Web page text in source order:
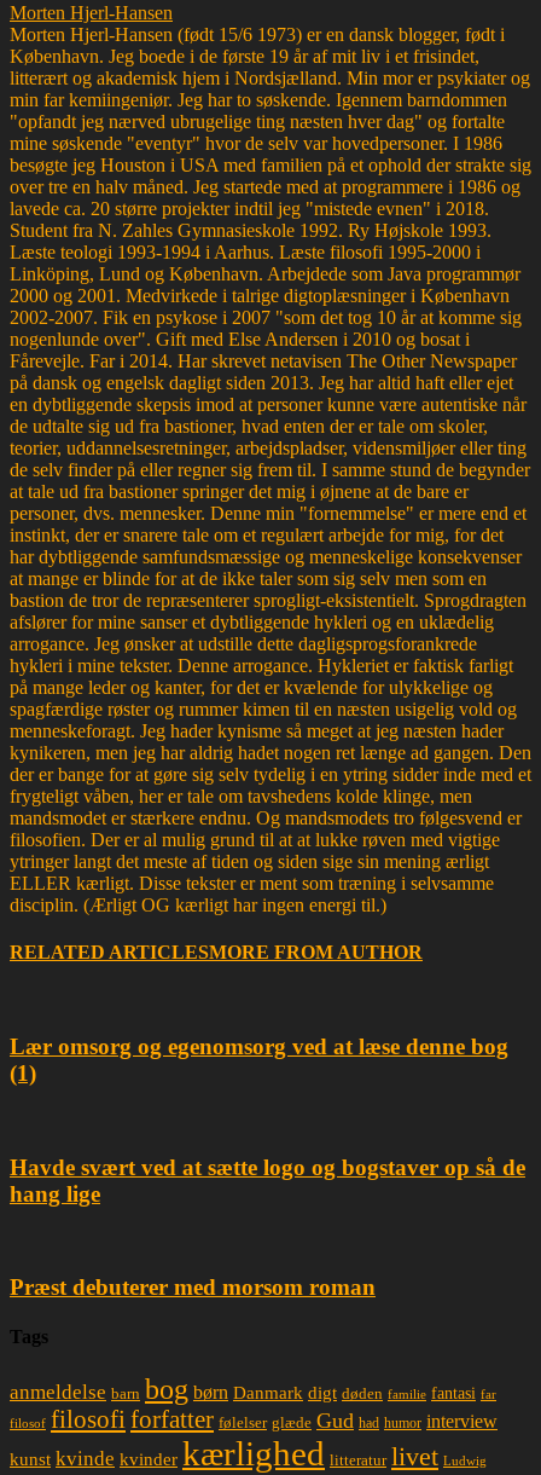
Morten Hjerl-Hansen
Morten Hjerl-Hansen (født 15/6 1973) er en dansk blogger, født i
København. Jeg boede i de første 19 år af mit liv i et frisindet,
litterært og akademisk hjem i Nordsjælland. Min mor er psykiater og
min far kemiingeniør. Jeg har to søskende. Igennem barndommen
"opfandt jeg nærved ubrugelige ting næsten hver dag" og fortalte
mine søskende "eventyr" hvor de selv var hovedpersoner. I 1986
besøgte jeg Houston i USA med familien på et ophold der strakte sig
over tre en halv måned. Jeg startede med at programmere i 1986 og
lavede ca. 20 større projekter indtil jeg "mistede evnen" i 2018.
Student fra N. Zahles Gymnasieskole 1992. Ry Højskole 1993.
Læste teologi 1993-1994 i Aarhus. Læste filosofi 1995-2000 i
Linköping, Lund og København. Arbejdede som Java programmør
2000 og 2001. Medvirkede i talrige digtoplæsninger i København
2002-2007. Fik en psykose i 2007 "som det tog 10 år at komme sig
nogenlunde over". Gift med Else Andersen i 2010 og bosat i
Fårevejle. Far i 2014. Har skrevet netavisen The Other Newspaper
på dansk og engelsk dagligt siden 2013. Jeg har altid haft eller ejet
en dybtliggende skepsis imod at personer kunne være autentiske når
de udtalte sig ud fra bastioner, hvad enten der er tale om skoler,
teorier, uddannelsesretninger, arbejdspladser, vidensmiljøer eller ting
de selv finder på eller regner sig frem til. I samme stund de begynder
at tale ud fra bastioner springer det mig i øjnene at de bare er
personer, dvs. mennesker. Denne min "fornemmelse" er mere end et
instinkt, der er snarere tale om et regulært arbejde for mig, for det
har dybtliggende samfundsmæssige og menneskelige konsekvenser
at mange er blinde for at de ikke taler som sig selv men som en
bastion de tror de repræsenterer sprogligt-eksistentielt. Sprogdragten
afslører for mine sanser et dybtliggende hykleri og en uklædelig
arrogance. Jeg ønsker at udstille dette dagligsprogsforankrede
hykleri i mine tekster. Denne arrogance. Hykleriet er faktisk farligt
på mange leder og kanter, for det er kvælende for ulykkelige og
spagfærdige røster og rummer kimen til en næsten usigelig vold og
menneskeforagt. Jeg hader kynisme så meget at jeg næsten hader
kynikeren, men jeg har aldrig hadet nogen ret længe ad gangen. Den
der er bange for at gøre sig selv tydelig i en ytring sidder inde med et
frygteligt våben, her er tale om tavshedens kolde klinge, men
mandsmodet er stærkere endnu. Og mandsmodets tro følgesvend er
filosofien. Der er al mulig grund til at at lukke røven med vigtige
ytringer langt det meste af tiden og siden sige sin mening ærligt
ELLER kærligt. Disse tekster er ment som træning i selvsamme
disciplin. (Ærligt OG kærligt har ingen energi til.)
RELATED ARTICLESMORE FROM AUTHOR
Lær omsorg og egenomsorg ved at læse denne bog
(1)
Havde svært ved at sætte logo og bogstaver op så de
hang lige
Præst debuterer med morsom roman
Tags
anmeldelse barn bog børn Danmark digt døden familie fantasi far
filosof filosofiforfatter følelser glæde Gud had humor interview
kunst kvinde kvinder kærlighed litteratur livet Ludwig